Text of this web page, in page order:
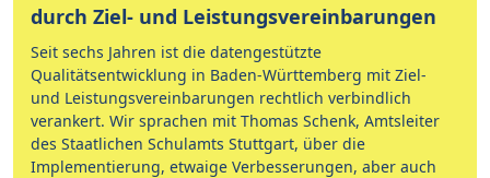
durch Ziel- und Leistungsvereinbarungen
Seit sechs Jahren ist die datengestützte
Qualitätsentwicklung in Baden-Württemberg mit Ziel-
und Leistungsvereinbarungen rechtlich verbindlich
verankert. Wir sprachen mit Thomas Schenk, Amtsleiter
des Staatlichen Schulamts Stuttgart, über die
Implementierung, etwaige Verbesserungen, aber auch